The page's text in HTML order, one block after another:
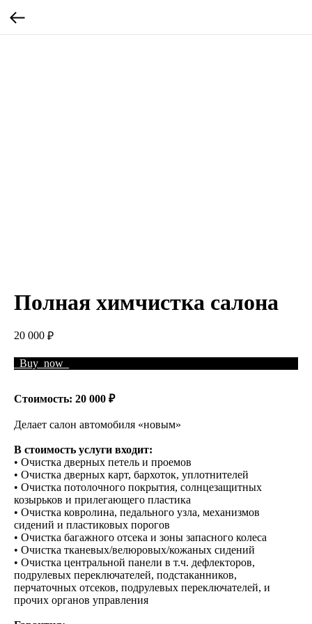
Полная химчистка салона
20 000 ₽
_Buy_now_
Стоимость: 20 000 ₽
Делает салон автомобиля «новым»
В стоимость услуги входит:
• Очистка дверных петель и проемов
• Очистка дверных карт, бархоток, уплотнителей
• Очистка потолочного покрытия, солнцезащитных
козырьков и прилегающего пластика
• Очистка ковролина, педального узла, механизмов
сидений и пластиковых порогов
• Очистка багажного отсека и зоны запасного колеса
• Очистка тканевых/велюровых/кожаных сидений
• Очистка центральной панели в т.ч. дефлекторов,
подрулевых переключателей, подстаканников,
перчаточных отсеков, подрулевых переключателей, и
прочих органов управления